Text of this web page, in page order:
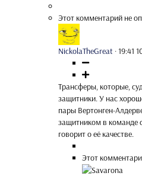
Этот комментарий не
NickolaTheGreat ·19:41
Трансферы, которые,
защитники. У нас
пары Вертонген-
защитником в команде
говорит о её качестве.
Этот